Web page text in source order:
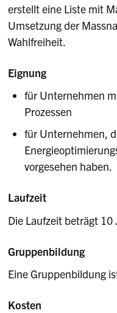
erstellt eine Liste mit
Umsetzung der
Wahlfreiheit.
Eignung
für Unternehmen
Prozessen
für Unternehmen,
vorgesehen haben.
Laufzeit
Die Laufzeit beträgt 10
Gruppenbildung
Eine Gruppenbildung
Kosten